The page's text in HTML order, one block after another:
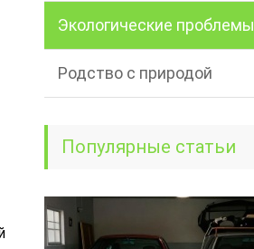
Экологические проблемы
Родство с природой
Популярные статьи